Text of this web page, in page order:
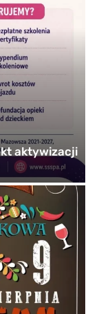
aktywizacji